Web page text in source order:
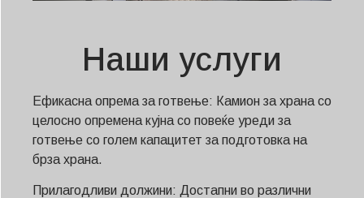
Наши услуги
Ефикасна опрема за готвење: Камион за храна со
целосно опремена кујна со повеќе уреди за
готвење со голем капацитет за подготовка на
брза храна.
Прилагодливи должини: Достапни во различни